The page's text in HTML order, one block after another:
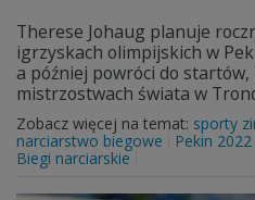
Therese Johaug planuje
igrzyskach olimpijskich w
a później powróci do
mistrzostwach świata w
Zobacz więcej na temat: sporty
narciarstwo biegowe
Pekin 2022
Biegi narciarskie